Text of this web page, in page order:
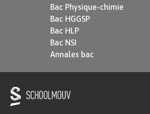
Bac Physique-chimie
Bac HGGSP
Bac HLP
Bac NSI
Annales bac